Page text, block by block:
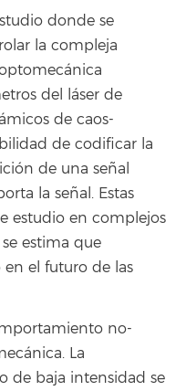
donde se
la compleja
del láser de
de caos-
de codificar la
de una señal
la señal. Estas
estudio en complejos
estima que
el futuro de las
no-
La
de baja intensidad se